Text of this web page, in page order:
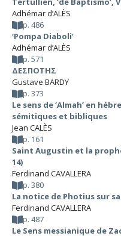
Adhémar d’ALÈS
p. 486
‘Pompa Diaboli’
Adhémar d’ALÈS
p. 571
ΔΕΣΠΟΤΗΣ
Gustave BARDY
p. 373
Le sens de ‘Almah’ en
sémitiques et bibliques
Jean CALÈS
p. 161
Saint Augustin et la
14)
Ferdinand CAVALLERA
p. 380
La notice de Photius sur
Ferdinand CAVALLERA
p. 487
Le Sens messianique de